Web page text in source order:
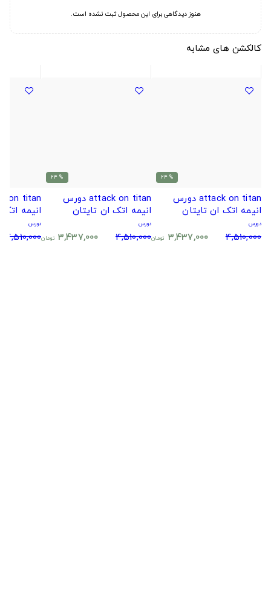
هنوز دیدگاهی برای این محصول ثبت نشده است.
کالکشن های مشابه
% 24
attack on titan دورس
انیمه اتک ان تایتان
دورس
4,510,000
3,437,000 تومان
% 24
attack on titan دورس
انیمه اتک ان تایتان
دورس
4,510,000
3,437,000 تومان
انیمه
دورس
4,510,000